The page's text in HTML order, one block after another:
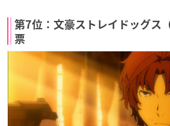
第7位：文豪ストレイドッグス
票